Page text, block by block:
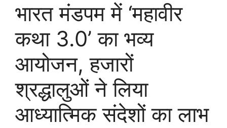
भारत मंडपम में ‘महावीर
कथा 3.0’ का भव्य
आयोजन, हजारों
श्रद्धालुओं ने लिया
आध्यात्मिक संदेशों का लाभ